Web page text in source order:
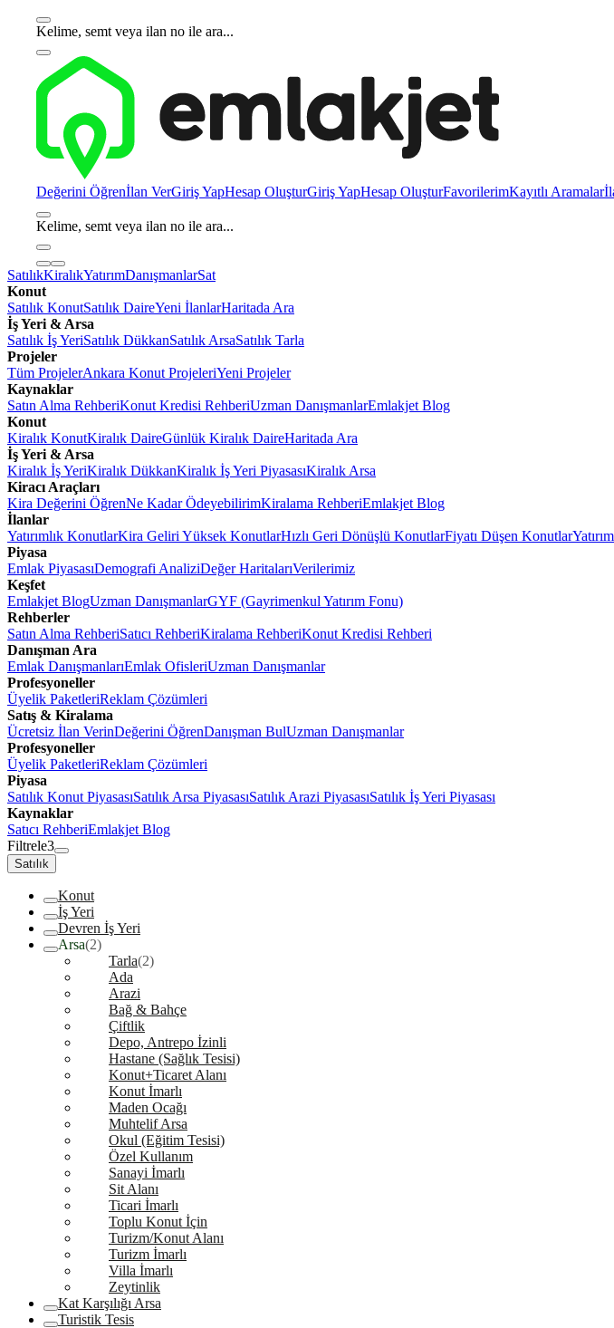
Kelime, semt veya ilan no ile ara...
Değerini Öğrenİlan VerGiriş YapHesap OluşturGiriş YapHesap OluşturFavorilerimKayıtlı Aramalar
Kelime, semt veya ilan no ile ara...
SatılıkKiralıkYatırımDanışmanlarSat
Konut
Satılık KonutSatılık DaireYeni İlanlarHaritada Ara
İş Yeri & Arsa
Satılık İş YeriSatılık DükkanSatılık ArsaSatılık Tarla
Projeler
Tüm ProjelerAnkara Konut ProjeleriYeni Projeler
Kaynaklar
Satın Alma RehberiKonut Kredisi RehberiUzman DanışmanlarEmlakjet Blog
Konut
Kiralık KonutKiralık DaireGünlük Kiralık DaireHaritada Ara
İş Yeri & Arsa
Kiralık İş YeriKiralık DükkanKiralık İş Yeri PiyasasıKiralık Arsa
Kiracı Araçları
Kira Değerini ÖğrenNe Kadar ÖdeyebilirimKiralama RehberiEmlakjet Blog
İlanlar
Yatırımlık KonutlarKira Geliri Yüksek KonutlarHızlı Geri Dönüşlü KonutlarFiyatı Düşen Konutlar
Piyasa
Emlak PiyasasıDemografi AnaliziDeğer HaritalarıVerilerimiz
Keşfet
Emlakjet BlogUzman DanışmanlarGYF (Gayrimenkul Yatırım Fonu)
Rehberler
Satın Alma RehberiSatıcı RehberiKiralama RehberiKonut Kredisi Rehberi
Danışman Ara
Emlak DanışmanlarıEmlak OfisleriUzman Danışmanlar
Profesyoneller
Üyelik PaketleriReklam Çözümleri
Satış & Kiralama
Ücretsiz İlan VerinDeğerini ÖğrenDanışman BulUzman Danışmanlar
Profesyoneller
Üyelik PaketleriReklam Çözümleri
Piyasa
Satılık Konut PiyasasıSatılık Arsa PiyasasıSatılık Arazi PiyasasıSatılık İş Yeri Piyasası
Kaynaklar
Satıcı RehberiEmlakjet Blog
Filtrele3
Satılık
Konut
İş Yeri
Devren İş Yeri
Arsa(2)
Tarla(2)
Ada
Arazi
Bağ & Bahçe
Çiftlik
Depo, Antrepo İzinli
Hastane (Sağlık Tesisi)
Konut+Ticaret Alanı
Konut İmarlı
Maden Ocağı
Muhtelif Arsa
Okul (Eğitim Tesisi)
Özel Kullanım
Sanayi İmarlı
Sit Alanı
Ticari İmarlı
Toplu Konut İçin
Turizm/Konut Alanı
Turizm İmarlı
Villa İmarlı
Zeytinlik
Kat Karşılığı Arsa
Turistik Tesis